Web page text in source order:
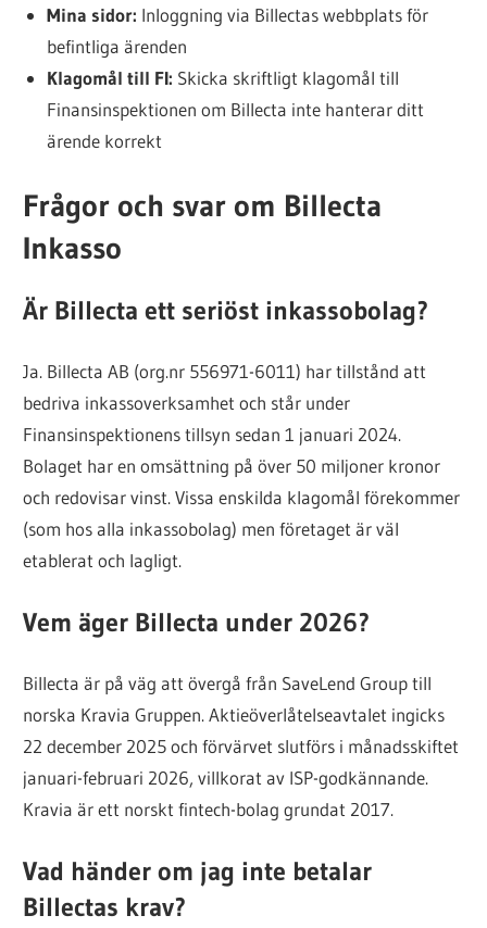
Mina sidor: Inloggning via Billectas webbplats för
befintliga ärenden
Klagomål till FI: Skicka skriftligt klagomål till
Finansinspektionen om Billecta inte hanterar ditt
ärende korrekt
Frågor och svar om Billecta
Inkasso
Är Billecta ett seriöst inkassobolag?
Ja. Billecta AB (org.nr 556971-6011) har tillstånd att
bedriva inkassoverksamhet och står under
Finansinspektionens tillsyn sedan 1 januari 2024.
Bolaget har en omsättning på över 50 miljoner kronor
och redovisar vinst. Vissa enskilda klagomål förekommer
(som hos alla inkassobolag) men företaget är väl
etablerat och lagligt.
Vem äger Billecta under 2026?
Billecta är på väg att övergå från SaveLend Group till
norska Kravia Gruppen. Aktieöverlåtelseavtalet ingicks
22 december 2025 och förvärvet slutförs i månadsskiftet
januari-februari 2026, villkorat av ISP-godkännande.
Kravia är ett norskt fintech-bolag grundat 2017.
Vad händer om jag inte betalar
Billectas krav?